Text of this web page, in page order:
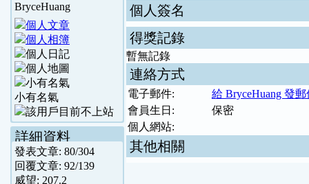
BryceHuang
小有名氣
詳細資料
發表文章: 80/304
回覆文章: 92/139
威望: 207.2
個人簽名
得獎記錄
暫無記錄
連絡方式
電子郵件:
給 BryceHuang 發郵
會員生日:
保密
個人網站:
其他相關